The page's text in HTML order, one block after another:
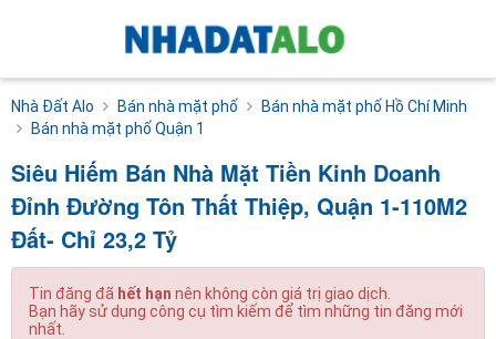
Nhà Đất Alo Bán nhà mặt phố
Bán nhà mặt phố Hồ Chí Minh
Bán nhà mặt phố Quận 1
Siêu Hiếm Bán Nhà Mặt Tiền Kinh Doanh
Đỉnh Đường Tôn Thất Thiệp, Quận 1-110M2
Đất- Chỉ 23,2 Tỷ
Tin đăng đã hết hạn nên không còn giá trị giao dịch.
Bạn hãy sử dụng công cụ tìm kiếm để tìm những tin đăng mới
nhất.